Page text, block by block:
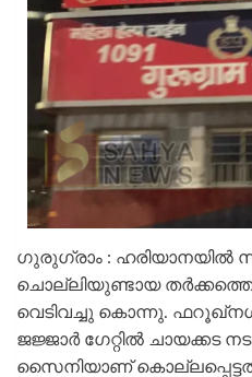
ഗുരുഗ്രാം :
ചൊല്ലിയുണ്ടായ തർക്കത്തെ
വെടിവച്ചു കൊന്നു.
ജജ്ജാർ ഗേറ്റിൽ ചായക്കട
സൈനിയാണ്